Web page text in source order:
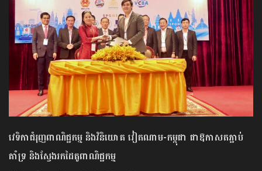
វេទិកាជំរុញពាណិជ្ជកម្ម និងវិនិយោគ វៀតណាម-កម្ពុជា ជាឱកាសតភ្ជាប់
គាំទ្រ និងស្វែងរកដៃគូពាណិជ្ជកម្ម